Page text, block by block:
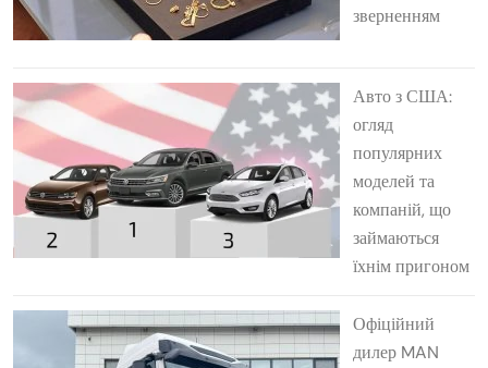
зверненням
Авто з США:
огляд
популярних
моделей та
компаній, що
займаються
їхнім пригоном
Офіційний
дилер MAN